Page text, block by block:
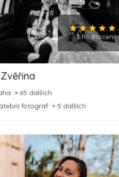
3 hodnocení
+ 65 dalších
fotograf + 5 dalších